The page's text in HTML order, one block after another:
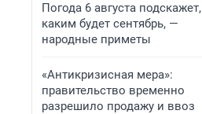
Погода 6 августа подскажет,
каким будет сентябрь, —
народные приметы
«Антикризисная мера»:
правительство временно
разрешило продажу и ввоз